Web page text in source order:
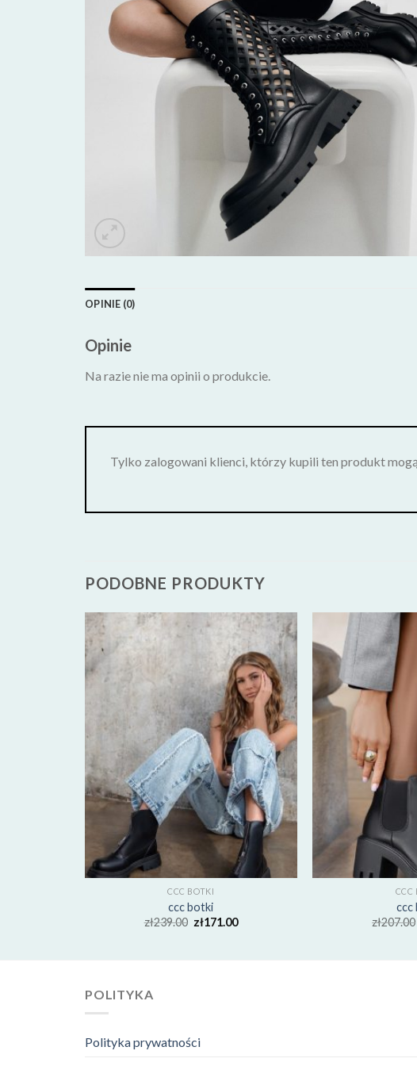
OPINIE (0)
Opinie
Na razie nie ma opinii o produkcie.
Tylko zalogowani klienci, którzy kupili ten produkt
PODOBNE PRODUKTY
CCC BOTKI
ccc botki
zł239.00 zł171.00
CCC
ccc
zł207.00
POLITYKA
Polityka prywatności